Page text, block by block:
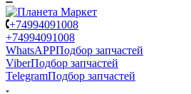
+74994091008
+74994091008
WhatsAPPПодбор запчастей
ViberПодбор запчастей
TelegramПодбор запчастей